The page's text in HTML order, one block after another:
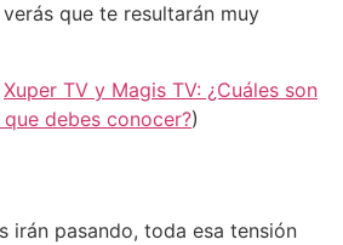
que te resultarán muy
Xuper TV y Magis TV: ¿Cuáles son
debes conocer?)
irán pasando, toda esa tensión